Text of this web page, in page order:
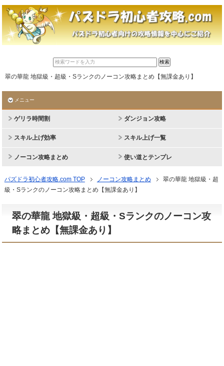
翠の華龍 地獄級・超級・Sランクのノーコン攻略まとめ【無課金あり】
メニュー
ゲリラ時間割 ダンジョン攻略
スキル上げ効率 スキル上げ一覧
ノーコン攻略まとめ 使い道とテンプレ
パズドラ初心者攻略.com TOP ノーコン攻略まとめ
翠の華龍 地獄級・超
級・Sランクのノーコン攻略まとめ【無課金あり】
翠の華龍 地獄級・超級・Sランクのノーコン攻
略まとめ【無課金あり】